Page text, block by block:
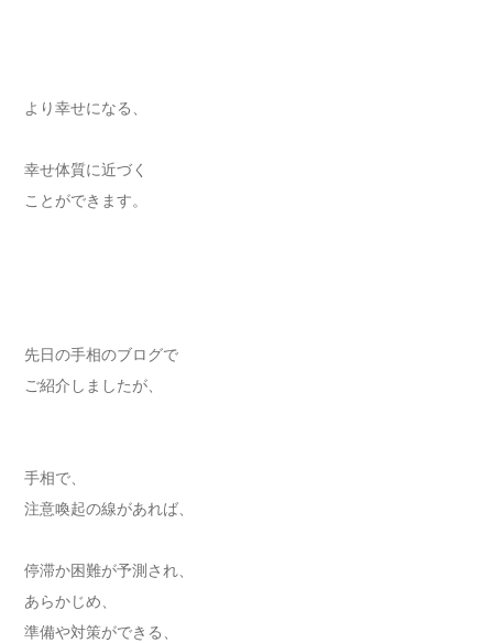
より幸せになる、
幸せ体質に近づく
ことができます。
先日の手相のブログで
ご紹介しましたが、
手相で、
注意喚起の線があれば、
停滞か困難が予測され、
あらかじめ、
準備や対策ができる、